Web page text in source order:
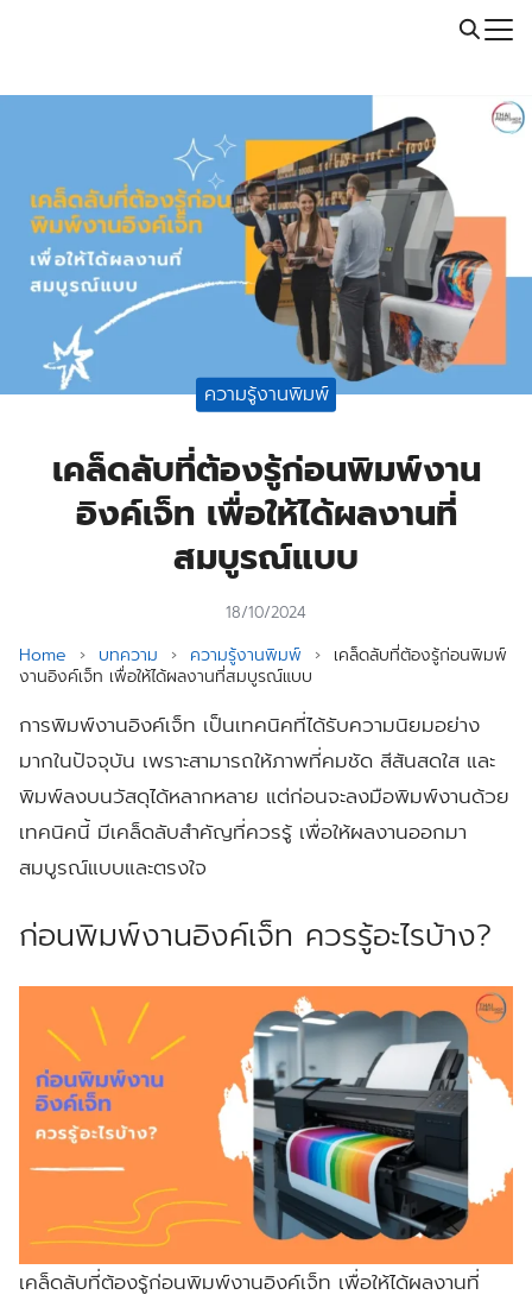
Call: 064-246-5614 | Line: @thaiprintshop
for:
ความรู้งานพิมพ์
เคล็ดลับที่ต้องรู้ก่อนพิมพ์งาน
อิงค์เจ็ท เพื่อให้ได้ผลงานที่
สมบูรณ์แบบ
18/10/2024
Home › บทความ › ความรู้งานพิมพ์ › เคล็ดลับที่ต้องรู้ก่อนพิมพ์
งานอิงค์เจ็ท เพื่อให้ได้ผลงานที่สมบูรณ์แบบ
การพิมพ์งานอิงค์เจ็ท เป็นเทคนิคที่ได้รับความนิยมอย่าง
มากในปัจจุบัน เพราะสามารถให้ภาพที่คมชัด สีสันสดใส และ
พิมพ์ลงบนวัสดุได้หลากหลาย แต่ก่อนจะลงมือพิมพ์งานด้วย
เทคนิคนี้ มีเคล็ดลับสำคัญที่ควรรู้ เพื่อให้ผลงานออกมา
สมบูรณ์แบบและตรงใจ
ก่อนพิมพ์งานอิงค์เจ็ท ควรรู้อะไรบ้าง?
เคล็ดลับที่ต้องรู้ก่อนพิมพ์งานอิงค์เจ็ท เพื่อให้ได้ผลงานที่